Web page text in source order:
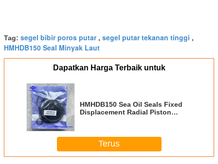
Tag: segel bibir poros putar, segel putar tekanan tinggi ,
HMHDB150 Seal Minyak Laut
Dapatkan Harga Terbaik untuk
HMHDB150 Sea Oil Seals Fixed
Displacement Radial Piston
Terus